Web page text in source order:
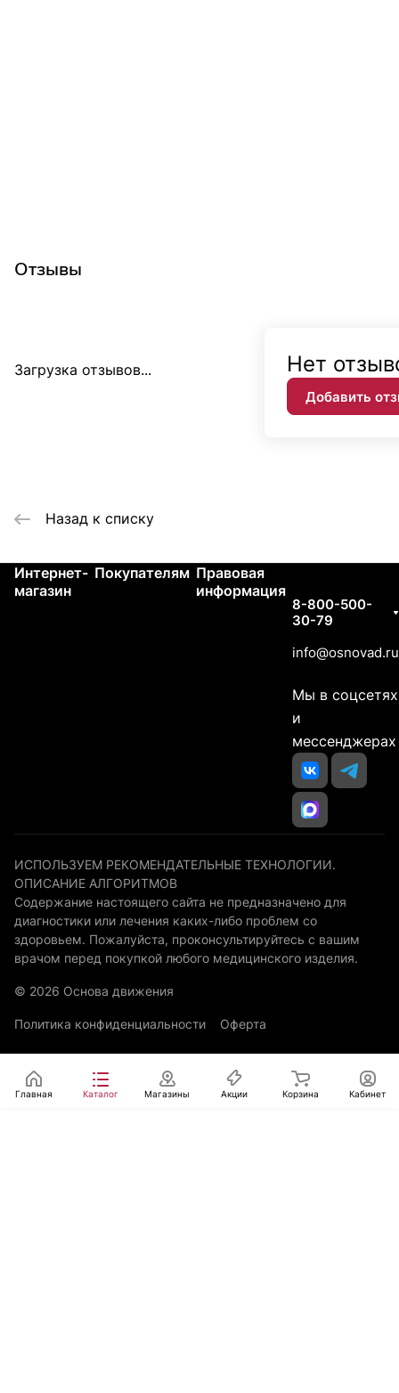
Отзывы
Загрузка отзывов... Нет
Добавить
Назад к списку
Интернет-
магазин
Покупателям Правовая
информация
8-800-500-
30-79
info@osnovad.ru
Мы в соцсетях
и
мессенджерах
ИСПОЛЬЗУЕМ РЕКОМЕНДАТЕЛЬНЫЕ ТЕХНОЛОГИИ.
ОПИСАНИЕ АЛГОРИТМОВ
Содержание настоящего сайта не предназначено для
диагностики или лечения каких-либо проблем со
здоровьем. Пожалуйста, проконсультируйтесь с вашим
врачом перед покупкой любого медицинского изделия.
© 2026 Основа движения
Политика конфиденциальности Оферта
Главная Каталог Магазины Акции Корзина Кабинет